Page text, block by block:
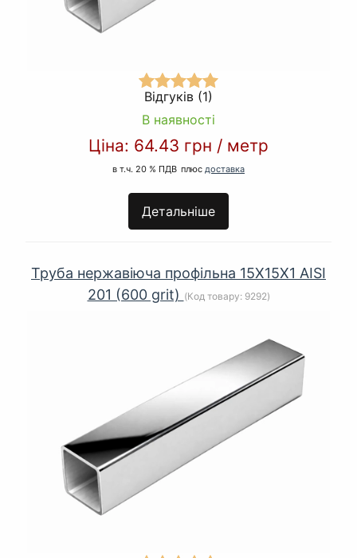
Відгуків (1)
В наявності
Ціна: 64.43 грн / метр
в т.ч. 20 % ПДВ плюс доставка
Детальніше
Труба нержавіюча профільна 15Х15Х1 AISI
201 (600 grit) (Код товару: 9292)